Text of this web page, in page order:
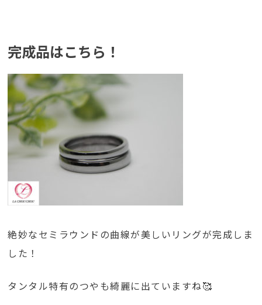
完成品はこちら！
絶妙なセミラウンドの曲線が美しいリングが完成しま
した！
タンタル特有のつやも綺麗に出ていますね🥰